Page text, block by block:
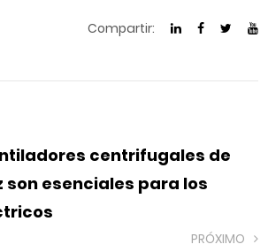
Compartir:
centrifugales de
son esenciales para los
PRÓXIMO